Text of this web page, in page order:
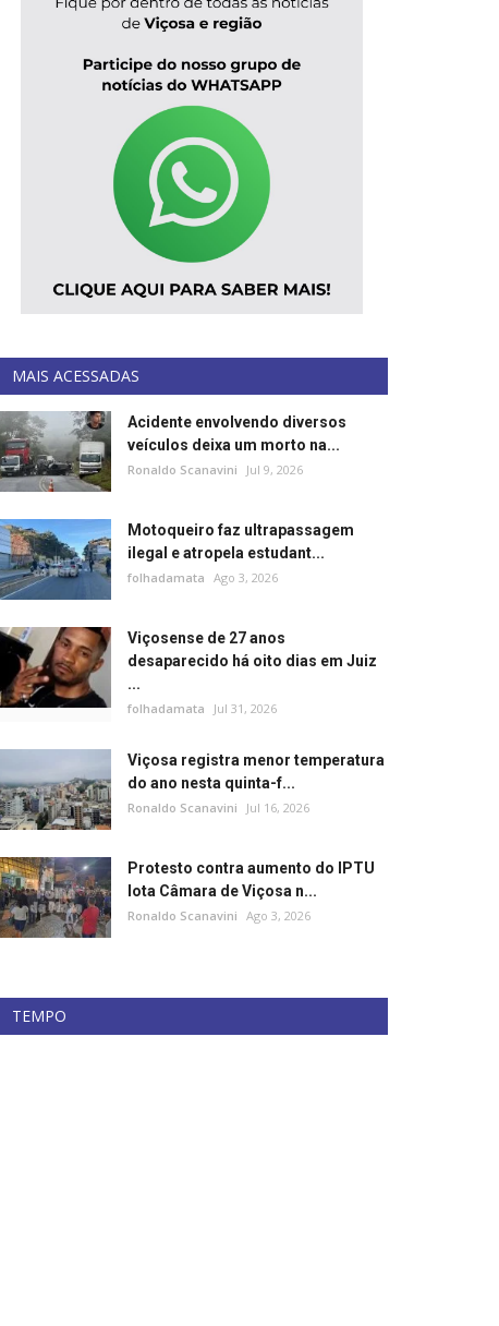
MAIS ACESSADAS
Acidente envolvendo diversos
veículos deixa um morto na...
Ronaldo Scanavini Jul 9, 2026
Motoqueiro faz ultrapassagem
ilegal e atropela estudant...
folhadamata Ago 3, 2026
Viçosense de 27 anos
desaparecido há oito dias em Juiz
...
folhadamata Jul 31, 2026
Viçosa registra menor temperatura
do ano nesta quinta-f...
Ronaldo Scanavini Jul 16, 2026
Protesto contra aumento do IPTU
lota Câmara de Viçosa n...
Ronaldo Scanavini Ago 3, 2026
TEMPO